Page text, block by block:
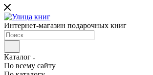
Интернет-магазин подарочных книг
Каталог
По всему сайту